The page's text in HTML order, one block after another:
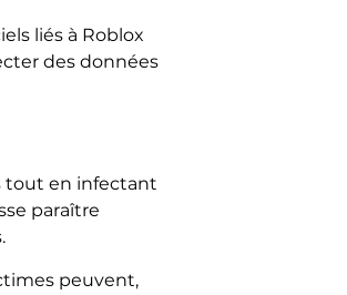
liés à Roblox
des données
tout en infectant
paraître
peuvent,